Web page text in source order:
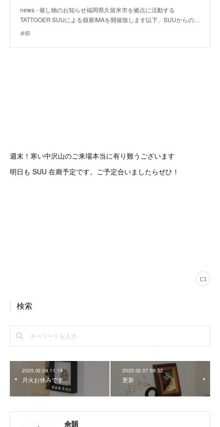
news - 催し物のお知らせ福岡県久留米市を拠点に活動する
TATTOOER SUUによる個展IMAを開催致します以下、SUUからの…
余韻
週末！寒い中沢山のご来場本当に有り難うございます
明日も SUU 在廊予定です。ご予定合いましたらぜひ！
検索
2025.02.09 11:19
月火お休みです
2025.02.07 09:32
更新
余韻